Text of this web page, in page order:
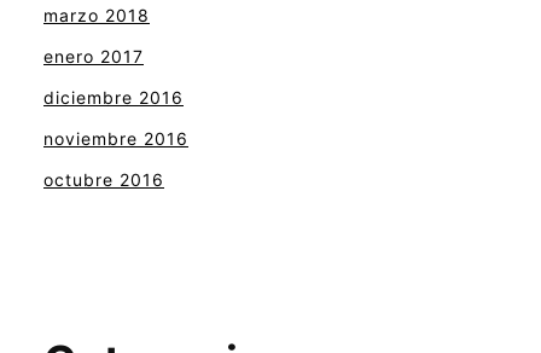
marzo 2018
enero 2017
diciembre 2016
noviembre 2016
octubre 2016